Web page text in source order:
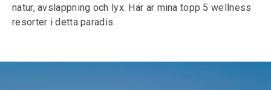
natur, avslappning och lyx. Här är mina topp 5 wellness
resorter i detta paradis.